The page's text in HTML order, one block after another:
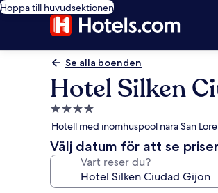
Hoppa till huvudsektionen
Se alla boenden
Hotel Silken
4.0-
stjärnigt
boende
Hotell med inomhuspool nära San
Välj datum för att se priser
Vart reser du?